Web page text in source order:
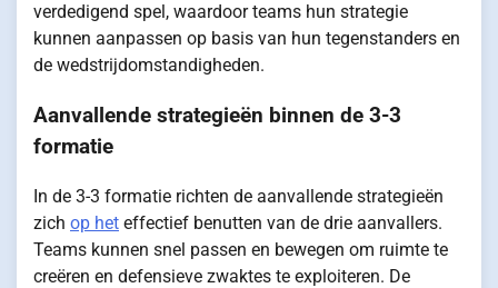
verdedigend spel, waardoor teams hun strategie
kunnen aanpassen op basis van hun tegenstanders en
de wedstrijdomstandigheden.
Aanvallende strategieën binnen de 3-3
formatie
In de 3-3 formatie richten de aanvallende strategieën
zich op het effectief benutten van de drie aanvallers.
Teams kunnen snel passen en bewegen om ruimte te
creëren en defensieve zwaktes te exploiteren. De